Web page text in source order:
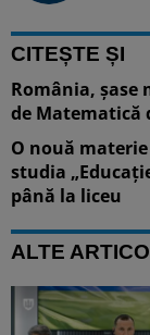
CITEȘTE ȘI
România,
de Matematică
O nouă
studia
până la liceu
ALTE